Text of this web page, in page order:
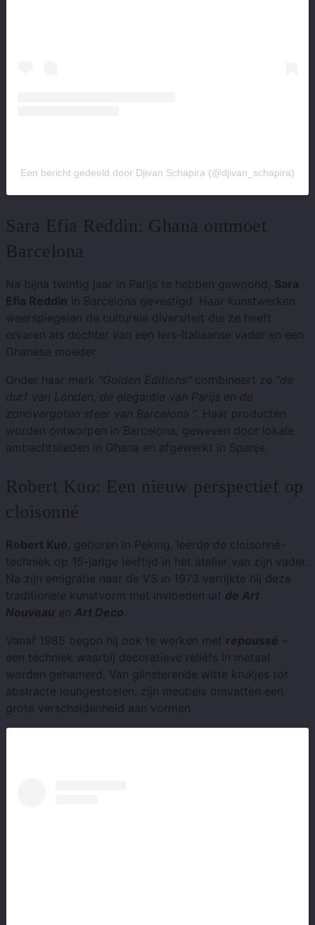
Een bericht gedeeld door Djivan Schapira (@djivan_schapira)
Sara Efia Reddin: Ghana ontmoet
Barcelona
Na bijna twintig jaar in Parijs te hebben gewoond, Sara
Efia Reddin in Barcelona gevestigd. Haar kunstwerken
weerspiegelen de culturele diversiteit die ze heeft
ervaren als dochter van een Iers-Italiaanse vader en een
Ghanese moeder.
Onder haar merk "Golden Editions" combineert ze "de
durf van Londen, de elegantie van Parijs en de
zonovergoten sfeer van Barcelona ". Haar producten
worden ontworpen in Barcelona, ​​geweven door lokale
ambachtslieden in Ghana en afgewerkt in Spanje.
Robert Kuo: Een nieuw perspectief op
cloisonné
Robert Kuo, geboren in Peking, leerde de cloisonné-
techniek op 15-jarige leeftijd in het atelier van zijn vader.
Na zijn emigratie naar de VS in 1973 verrijkte hij deze
traditionele kunstvorm met invloeden uit de Art
Nouveau en Art Deco.
Vanaf 1985 begon hij ook te werken met repoussé
een techniek waarbij decoratieve reliëfs in metaal
worden gehamerd. Van glinsterende witte krukjes tot
abstracte loungestoelen, zijn meubels omvatten een
grote verscheidenheid aan vormen.